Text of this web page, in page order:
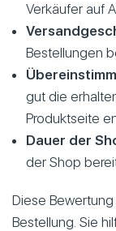
Verkäufer auf
Bestellungen
gut die
Produktseite
Dauer der
der Shop
Diese
Bestellung. Sie